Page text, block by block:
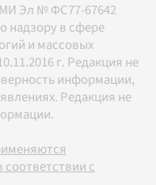
Эл № ФС77-67642
надзору в сфере
и массовых
г. Редакция не
информации,
Редакция не
с